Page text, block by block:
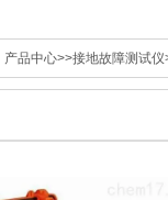
产品中心>>接地故障测试仪